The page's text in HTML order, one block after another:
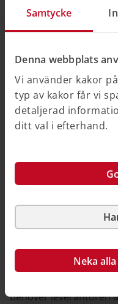
Samtycke
Denna webbplats
Vi använder kakor
typ av kakor får vi
detaljerad
ditt val i efterhand.
Neka
Uppgifter som en
Säljarens och
Säljarens
Köparens
mervärdesskatt
Tjänsternas
Datum för
Mervärdesskatt
När det gäller ex.
avtalet, är det viktigt
under vilken period
behöver leverantören